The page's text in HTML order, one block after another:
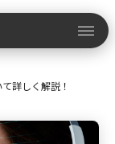
詳しく解説！